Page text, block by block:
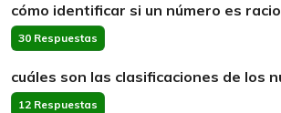
cómo identificar si un número es
30 Respuestas
cuáles son las clasificaciones de los
12 Respuestas